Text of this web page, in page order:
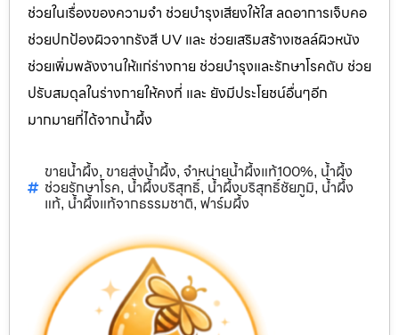
ช่วยในเรื่องของความจำ ช่วยบำรุงเสียงให้ใส ลดอาการเจ็บคอ
ช่วยปกป้องผิวจากรังสี UV และ ช่วยเสริมสร้างเซลล์ผิวหนัง
ช่วยเพิ่มพลังงานให้แก่ร่างกาย ช่วยบำรุงและรักษาโรคตับ ช่วย
ปรับสมดุลในร่างกายให้คงที่ และ ยังมีประโยชน์อื่นๆอีก
มากมายที่ได้จากน้ำผึ้ง
ขายน้ำผึ้ง, ขายส่งน้ำผึ้ง, จำหน่ายน้ำผึ้งแท้100%, น้ำผึ้ง
ช่วยรักษาโรค, น้ำผึ้งบริสุทธิ์, น้ำผึ้งบริสุทธิ์ชัยภูมิ, น้ำผึ้ง
แท้, น้ำผึ้งแท้จากธรรมชาติ, ฟาร์มผึ้ง